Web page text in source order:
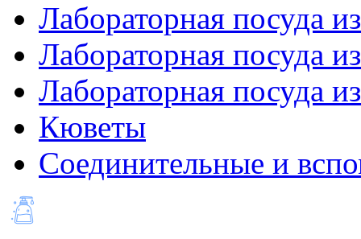
Лабораторная посуда
Лабораторная посуда
Лабораторная посуда
Кюветы
Соединительные и